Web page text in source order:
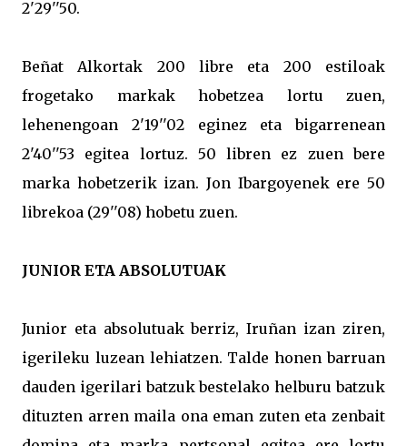
2'29''50.
Beñat Alkortak 200 libre eta 200 estiloak
frogetako markak hobetzea lortu zuen,
lehenengoan 2'19''02 eginez eta bigarrenean
2'40''53 egitea lortuz. 50 libren ez zuen bere
marka hobetzerik izan. Jon Ibargoyenek ere 50
librekoa (29''08) hobetu zuen.
JUNIOR ETA ABSOLUTUAK
Junior eta absolutuak berriz, Iruñan izan ziren,
igerileku luzean lehiatzen. Talde honen barruan
dauden igerilari batzuk bestelako helburu batzuk
dituzten arren maila ona eman zuten eta zenbait